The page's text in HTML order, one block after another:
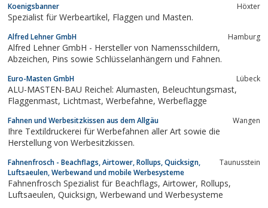
hochwertigen Materialien und sind sehr widerstandsfähig. Dazu
bieten wir auch Fahnen- und Flaggenmasten.Unser...
Koenigsbanner Höxter
Spezialist für Werbeartikel, Flaggen und Masten.
Alfred Lehner GmbH Hamburg
Alfred Lehner GmbH - Hersteller von Namensschildern,
Abzeichen, Pins sowie Schlüsselanhängern und Fahnen.
Euro-Masten GmbH Lübeck
ALU-MASTEN-BAU Reichel: Alumasten, Beleuchtungsmast,
Flaggenmast, Lichtmast, Werbefahne, Werbeflagge
Fahnen und Werbesitzkissen aus dem Allgäu Wangen
Ihre Textildruckerei für Werbefahnen aller Art sowie die
Herstellung von Werbesitzkissen.
Fahnenfrosch - Beachflags, Airtower, Rollups, Quicksign,
Luftsaeulen, Werbewand und mobile Werbesysteme
Taunusstein
Fahnenfrosch Spezialist für Beachflags, Airtower, Rollups,
Luftsaeulen, Quicksign, Werbewand und Werbesysteme